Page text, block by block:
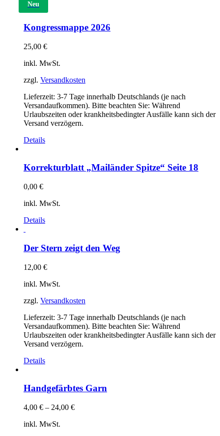
Neu
Kongressmappe 2026
25,00 €
inkl. MwSt.
zzgl. Versandkosten
Lieferzeit: 3-7 Tage innerhalb Deutschlands (je nach
Versandaufkommen). Bitte beachten Sie: Während
Urlaubszeiten oder krankheitsbedingter Ausfälle kann sich der
Versand verzögern.
Details
Korrekturblatt „Mailänder Spitze“ Seite 18
0,00 €
inkl. MwSt.
Details
Der Stern zeigt den Weg
12,00 €
inkl. MwSt.
zzgl. Versandkosten
Lieferzeit: 3-7 Tage innerhalb Deutschlands (je nach
Versandaufkommen). Bitte beachten Sie: Während
Urlaubszeiten oder krankheitsbedingter Ausfälle kann sich der
Versand verzögern.
Details
Handgefärbtes Garn
4,00 € – 24,00 €
inkl. MwSt.